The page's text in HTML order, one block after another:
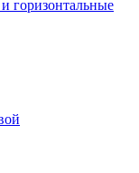
горизонтальные